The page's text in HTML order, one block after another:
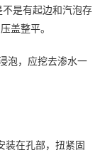
是有起边和汽泡存
盖整平。
泡，应挖去渗水一
装在孔部，扭紧固